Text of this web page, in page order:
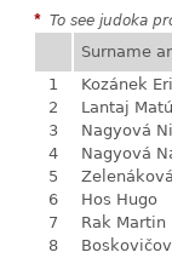
* To see judoka
Surname
1
Kozánek
2
Lantaj
3
Nagyová
4
Nagyová
5
6
Hos Hugo
7
Rak Martin
8